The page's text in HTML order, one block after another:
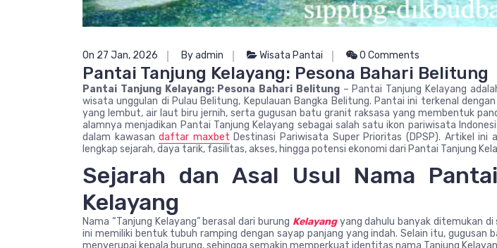
On 27 Jan, 2026 By admin Wisata Pantai 0 Comments
Pantai Tanjung Kelayang: Pesona Bahari Belitung
Pantai Tanjung Kelayang: Pesona Bahari Belitung– Pantai Tanjung Kelayang
wisata unggulan di Pulau Belitung, Kepulauan Bangka Belitung. Pantai ini terkenal
yang lembut, air laut biru jernih, serta gugusan batu granit raksasa yang membentuk
alamnya menjadikan Pantai Tanjung Kelayang sebagai salah satu ikon pariwisata
dalam kawasandaftar maxbet Destinasi Pariwisata Super Prioritas (DPSP). Artikel ini
lengkap sejarah, daya tarik, fasilitas, akses, hingga potensi ekonomi dari Pantai Tanjung
Sejarah dan Asal Usul Nama
Kelayang
Nama “Tanjung Kelayang” berasal dari burung Kelayangyang dahulu banyak ditemukan di
ini memiliki bentuk tubuh ramping dengan sayap panjang yang indah. Selain itu, gugusan
menyerupai kepala burung, sehingga semakin memperkuat identitas nama Tanjung